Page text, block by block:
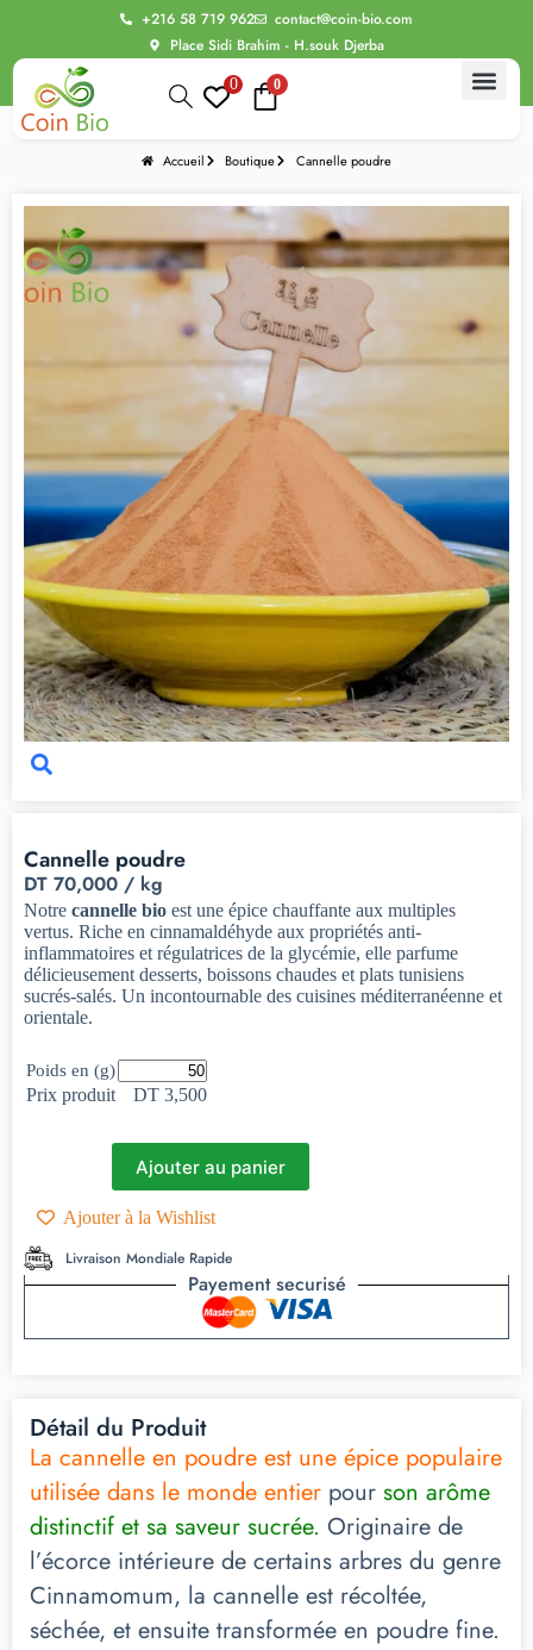
+216 58 719 962
contact@coin-bio.com
Place Sidi Brahim - H.souk Djerba
0
0
Accueil Boutique Cannelle poudre
Cannelle poudre
DT 70,000 / kg
Notre cannelle bio est une épice chauffante aux multiples
vertus. Riche en cinnamaldéhyde aux propriétés anti-
inflammatoires et régulatrices de la glycémie, elle parfume
délicieusement desserts, boissons chaudes et plats tunisiens
sucrés-salés. Un incontournable des cuisines méditerranéenne et
orientale.
Poids en (g)
Prix produit DT 3,500
Ajouter au panier
Ajouter à la Wishlist
Livraison Mondiale Rapide
Payement securisé
Détail du Produit
La cannelle en poudre est une épice populaire
utilisée dans le monde entier pour son arôme
distinctif et sa saveur sucrée. Originaire de
l’écorce intérieure de certains arbres du genre
Cinnamomum, la cannelle est récoltée,
séchée, et ensuite transformée en poudre fine.